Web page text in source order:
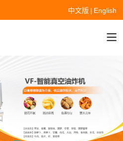
中文版 | English